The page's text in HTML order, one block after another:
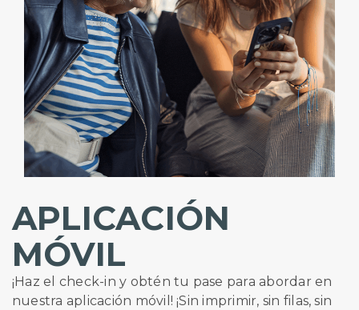
APLICACIÓN
MÓVIL
¡Haz el check-in y obtén tu pase para abordar en
nuestra aplicación móvil! ¡Sin imprimir, sin filas, sin